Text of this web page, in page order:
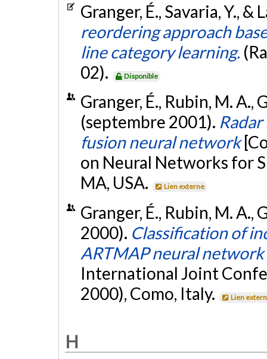
Granger, É., Savaria, Y., &
reordering approach
line category learning.
02).
Disponible
Granger, É., Rubin, M. A.,
(septembre 2001).
fusion neural network
on Neural Networks for
MA, USA.
Lien externe
Granger, É., Rubin, M. A.,
2000). Classification of
ARTMAP neural network
International Joint
2000), Como, Italy.
Lien
H